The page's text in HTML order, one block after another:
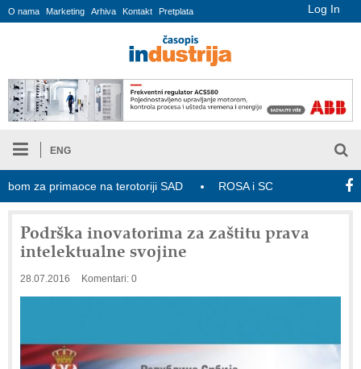
Log In
O nama Marketing Arhiva Kontakt Pretplata
ENG
za primaoce na terotoriji SAD ROSA i SCHUNK podižu
Podrška inovatorima za zaštitu prava
intelektualne svojine
28.07.2016 Komentari: 0